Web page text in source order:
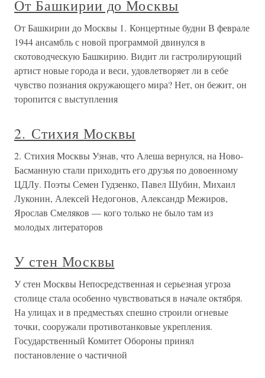
От Башкирии до Москвы
От Башкирии до Москвы 1. Концертные будни В феврале
1944 ансамбль с новой программой двинулся в
скотоводческую Башкирию. Видит ли гастролирующий
артист новые города и веси, удовлетворяет ли в себе
чувство познания окружающего мира? Нет, он бежит, он
торопится с выступления
2. Стихия Москвы
2. Стихия Москвы Узнав, что Алеша вернулся, на Ново-
Басманную стали приходить его друзья по довоенному
ЦДЛу. Поэты Семен Гудзенко, Павел Шубин, Михаил
Луконин, Алексей Недогонов, Александр Межиров,
Ярослав Смеляков — кого только не было там из
молодых литераторов
У стен Москвы
У стен Москвы Непосредственная и серьезная угроза
столице стала особенно чувствоваться в начале октября.
На улицах и в предместьях спешно строили огневые
точки, сооружали противотанковые укрепления.
Государственный Комитет Обороны принял
постановление о частичной